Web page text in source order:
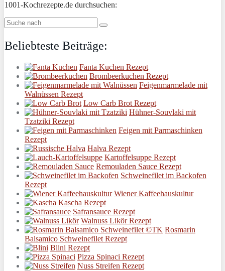
1001-Kochrezepte.de durchsuchen:
Beliebteste Beiträge:
Fanta Kuchen Rezept
Brombeerkuchen Rezept
Feigenmarmelade mit
Walnüssen Rezept
Low Carb Brot Rezept
Hühner-Souvlaki mit
Tzatziki Rezept
Feigen mit Parmaschinken
Rezept
Halva Rezept
Kartoffelsuppe Rezept
Remouladen Sauce Rezept
Schweinefilet im Backofen
Rezept
Wiener Kaffeehauskultur
Kascha Rezept
Safransauce Rezept
Walnuss Likör Rezept
Rosmarin
Balsamico Schweinefilet Rezept
Blini Rezept
Pizza Spinaci Rezept
Nuss Streifen Rezept